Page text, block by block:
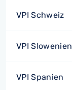
VPI Schweiz
VPI Slowenien
VPI Spanien